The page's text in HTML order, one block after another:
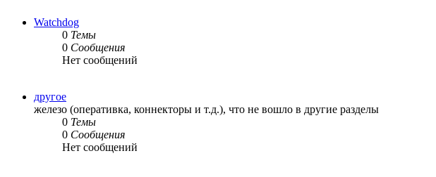
Watchdog
0 Темы
0 Сообщения
Нет сообщений
другое
железо (оперативка, коннекторы и т.д.), что не вошло в другие разделы
0 Темы
0 Сообщения
Нет сообщений